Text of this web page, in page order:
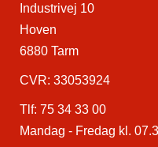
Industrivej 10
Hoven
6880 Tarm
CVR: 33053924
Tlf: 75 34 33 00
Mandag - Fredag kl.